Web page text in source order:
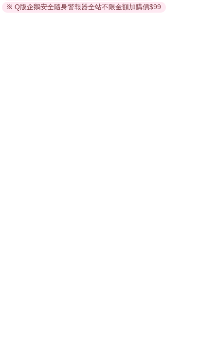
依據「消費者保護法」第19條及行政院消費者保護處公告之
※ Q版企鵝安全隨身警報器全站不限金額加購價$99